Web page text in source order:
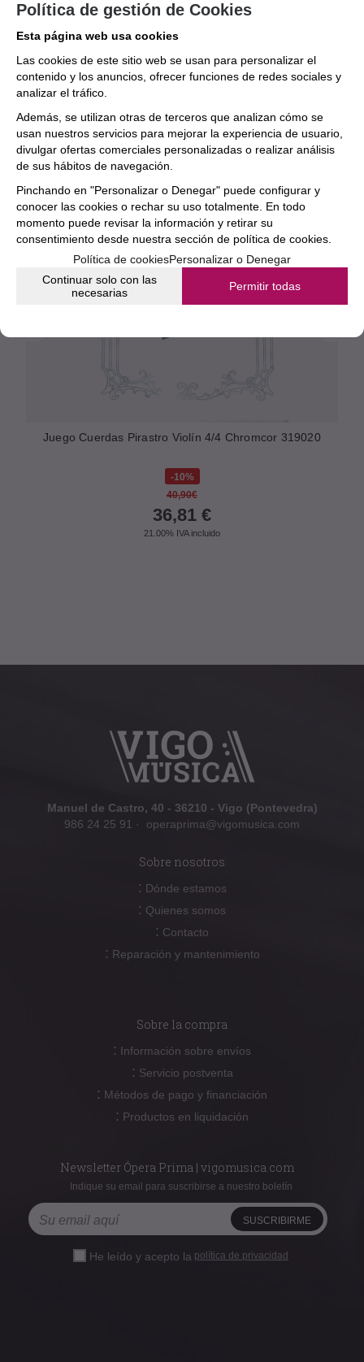
Aún no existen valoraciones para este
Juego Cuerdas Pirastro Violín 4/4 Chromcor 319020
10%
40,90€
36,81 €
21.00% IVA incluido
Manuel de Castro, 40 - 36210 - Vigo (Pontevedra)
986 24 25 91 · operaprima@vigomusica.com
Sobre nosotros
: Dónde estamos
: Quienes somos
: Contacto
: Reparación y mantenimiento
Sobre la compra
: Información sobre envíos
: Servicio postventa
: Métodos de pago y financiación
: Productos en liquidación
Newsletter Ópera Prima | vigomusica.com
Indique su email para suscribirse a nuestro boletín
He leído y acepto la política de privacidad
Política de gestión de Cookies
Esta página web usa cookies
Las cookies de este sitio web se usan para personalizar el
contenido y los anuncios, ofrecer funciones de redes sociales y
analizar el tráfico.
Además, se utilizan otras de terceros que analizan cómo se
usan nuestros servicios para mejorar la experiencia de usuario,
divulgar ofertas comerciales personalizadas o realizar análisis
de sus hábitos de navegación.
Pinchando en "Personalizar o Denegar" puede configurar y
conocer las cookies o rechar su uso totalmente. En todo
momento puede revisar la información y retirar su
consentimiento desde nuestra sección de política de cookies.
Política de cookiesPersonalizar o Denegar
Continuar solo con las
necesarias
Permitir todas